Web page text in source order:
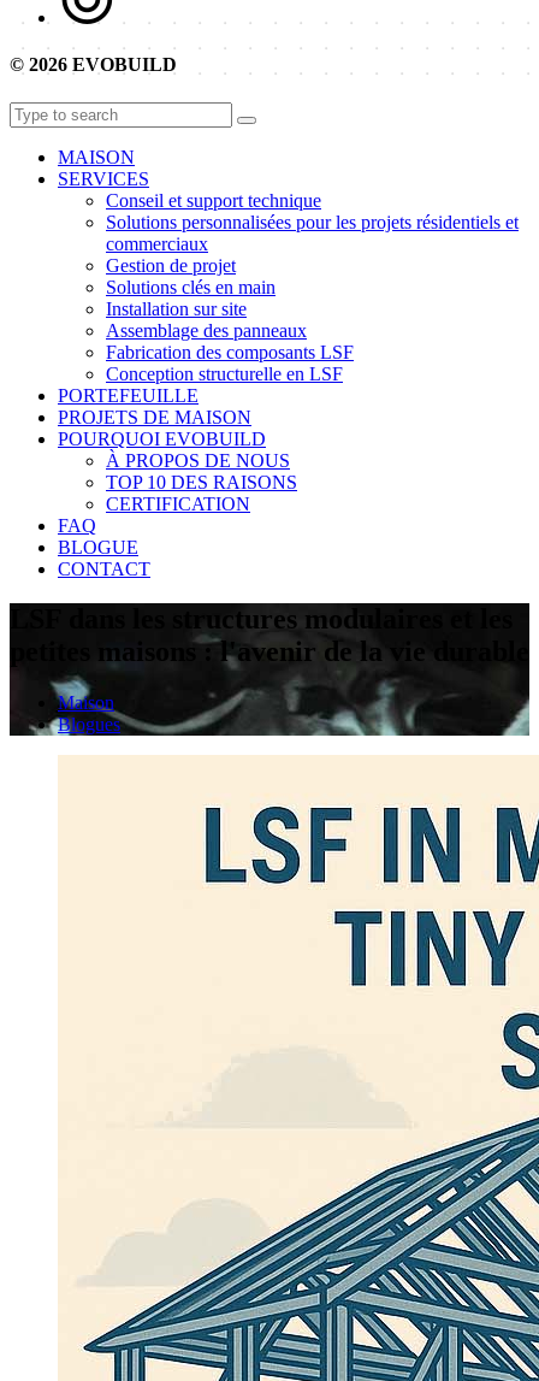
© 2026 EVOBUILD
MAISON
SERVICES
Conseil et support technique
Solutions personnalisées pour les projets résidentiels et
commerciaux
Gestion de projet
Solutions clés en main
Installation sur site
Assemblage des panneaux
Fabrication des composants LSF
Conception structurelle en LSF
PORTEFEUILLE
PROJETS DE MAISON
POURQUOI EVOBUILD
À PROPOS DE NOUS
TOP 10 DES RAISONS
CERTIFICATION
FAQ
BLOGUE
CONTACT
LSF dans les structures modulaires et les
petites maisons : l'avenir de la vie durable
Maison
Blogues